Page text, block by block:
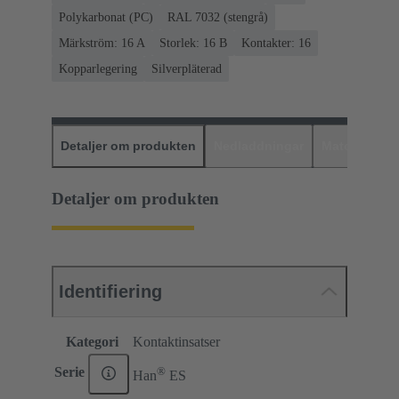
Polykarbonat (PC)
RAL 7032 (stengrå)
Märkström: ‌16 A
Storlek: 16 B
Kontakter: 16
Kopparlegering
Silverpläterad
Detaljer om produkten
Detaljer om produkten
Identifiering
Kategori Kontaktinsatser
Serie Han® ES